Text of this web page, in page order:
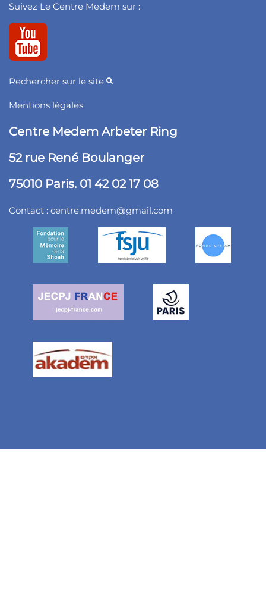
Suivez Le Centre Medem sur :
Rechercher sur le site
Mentions légales
Centre Medem Arbeter Ring
52 rue René Boulanger
75010 Paris. 01 42 02 17 08
Contact : centre.medem@gmail.com